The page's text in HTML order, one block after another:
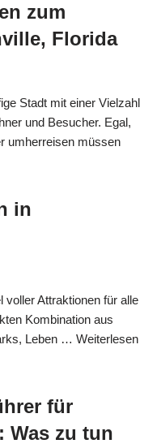
zum
Florida
Stadt mit einer Vielzahl
und Besucher. Egal,
umherreisen müssen
in
Attraktionen für alle
Kombination aus
Leben … Weiterlesen
für
Was zu tun